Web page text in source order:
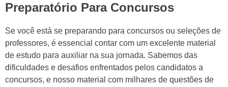
Preparatório Para Concursos
Se você está se preparando para concursos ou seleções de
professores, é essencial contar com um excelente material
de estudo para auxiliar na sua jornada. Sabemos das
dificuldades e desafios enfrentados pelos candidatos a
concursos, e nosso material com milhares de questões de